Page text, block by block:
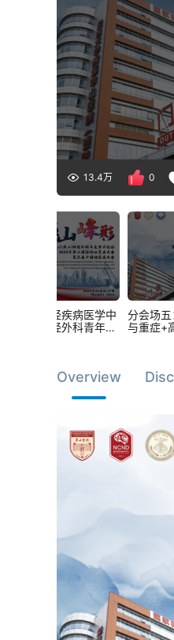
13.4万 0
：国家神经疾病医学中
医院）神经外科青年医
分会场
与重症+
Overview